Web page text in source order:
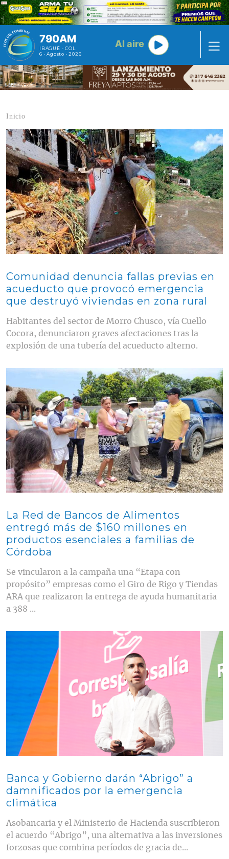
Pasar al contenido principal
790AM
IBAGUÉ - COL
6 · Agosto · 2026
Al aire
Inicio
Contenido multimedia principal
Comunidad denuncia fallas previas en
acueducto que provocó emergencia
que destruyó viviendas en zona rural
Habitantes del sector de Morro Chusco, vía Cuello
Cocora, denunciaron graves afectaciones tras la
explosión de una tubería del acueducto alterno.
Contenido multimedia principal
La Red de Bancos de Alimentos
entregó más de $160 millones en
productos esenciales a familias de
Córdoba
Se vincularon a la campaña una “Etapa con
propósito” empresas como el Giro de Rigo y Tiendas
ARA que realizaron la entrega de ayuda humanitaria
a 388 ...
Banca y Gobierno darán “Abrigo” a
damnificados por la emergencia
climática
Asobancaria y el Ministerio de Hacienda suscribieron
el acuerdo “Abrigo”, una alternativa a las inversiones
forzosas que combina períodos de gracia de...